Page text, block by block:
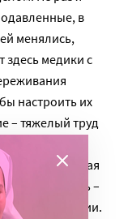
в
менялись,
здесь медики с
настроить их
– тяжелый труд
душевная
сравнивать –
гематологии.